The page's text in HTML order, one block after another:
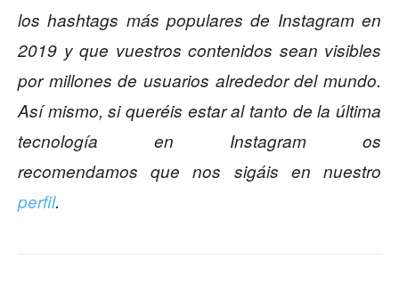
los hashtags más populares de Instagram en
2019 y que vuestros contenidos sean visibles
por millones de usuarios alrededor del mundo.
Así mismo, si queréis estar al tanto de la última
tecnología en Instagram os
recomendamos que nos sigáis en nuestro
perfil.